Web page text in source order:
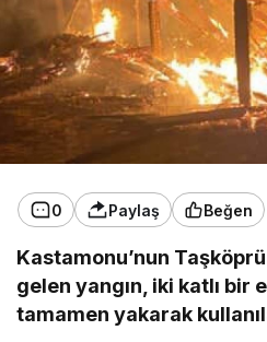
0 Paylaş Beğen
Kastamonu’nun
gelen yangın, iki katlı bir
tamamen yakarak